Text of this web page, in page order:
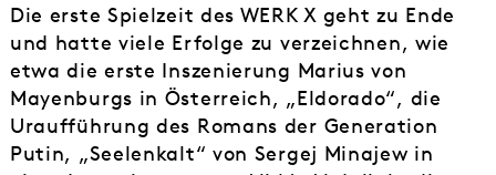
Die erste Spielzeit des WERK X geht zu Ende
und hatte viele Erfolge zu verzeichnen, wie
etwa die erste Inszenierung Marius von
Mayenburgs in Österreich, „Eldorado“, die
Uraufführung des Romans der Generation
Putin, „Seelenkalt“ von Sergej Minajew in